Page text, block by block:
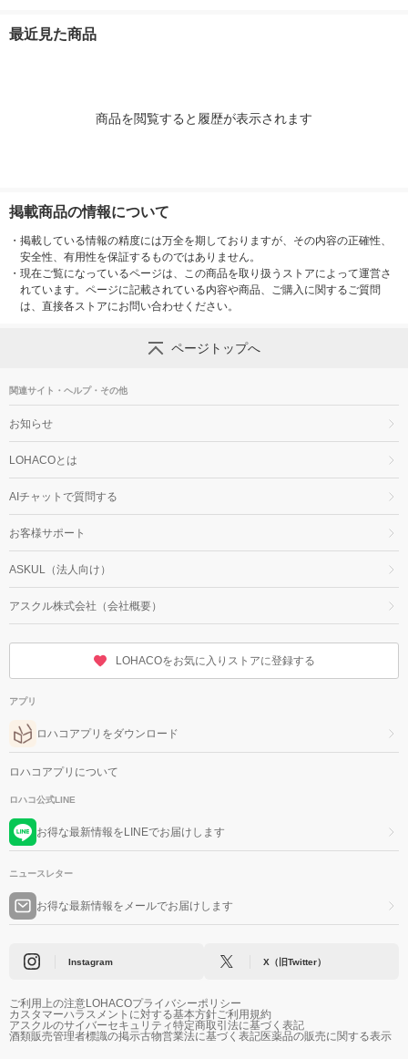
最近見た商品
商品を閲覧すると履歴が表示されます
掲載商品の情報について
・ 掲載している情報の精度には万全を期しておりますが、その内容の正確性、
安全性、有用性を保証するものではありません。
・ 現在ご覧になっているページは、この商品を取り扱うストアによって運営さ
れています。ページに記載されている内容や商品、ご購入に関するご質問
は、直接各ストアにお問い合わせください。
ページトップへ
関連サイト・ヘルプ・その他
お知らせ
LOHACOとは
AIチャットで質問する
お客様サポート
ASKUL（法人向け）
アスクル株式会社（会社概要）
LOHACOをお気に入りストアに登録する
アプリ
ロハコアプリをダウンロード
ロハコアプリについて
ロハコ公式LINE
お得な最新情報をLINEでお届けします
ニュースレター
お得な最新情報をメールでお届けします
Instagram X（旧Twitter）
ご利用上の注意LOHACOプライバシーポリシー
カスタマーハラスメントに対する基本方針ご利用規約
アスクルのサイバーセキュリティ特定商取引法に基づく表記
酒類販売管理者標識の掲示古物営業法に基づく表記医薬品の販売に関する表示